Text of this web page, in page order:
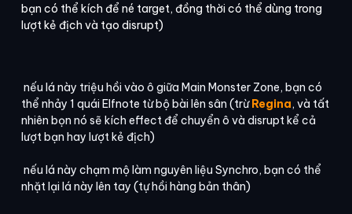
bạn có thể kích để né target, đồng thời có thể dùng trong
lượt kẻ địch và tạo disrupt)
nếu lá này triệu hồi vào ô giữa Main Monster Zone, bạn có
thể nhảy 1 quái Elfnote từ bộ bài lên sân (trừRegina, và tất
nhiên bọn nó sẽ kích effect để chuyển ô và disrupt kể cả
lượt bạn hay lượt kẻ địch)
nếu lá này chạm mộ làm nguyên liệu Synchro, bạn có thể
nhặt lại lá này lên tay (tự hồi hàng bản thân)